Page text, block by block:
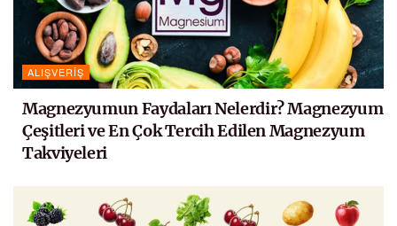
ALIŞVERIŞ
Magnezyumun Faydaları Nelerdir? Magnezyum
Çeşitleri ve En Çok Tercih Edilen Magnezyum
Takviyeleri